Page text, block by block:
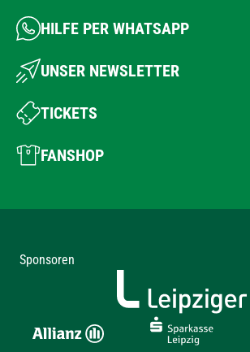
HILFE PER WHATSAPP
UNSER NEWSLETTER
TICKETS
FANSHOP
Sponsoren